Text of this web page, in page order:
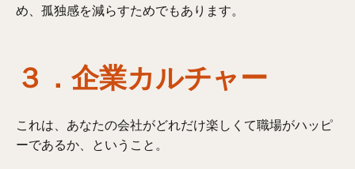
め、孤独感を減らすためでもあります。
３．企業カルチャー
これは、あなたの会社がどれだけ楽しくて職場がハッピ
ーであるか、ということ。